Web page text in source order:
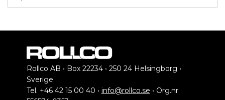
Rollco AB • Box 22234 • 250 24 Helsingborg •
Sverige
Tel. +46 42 15 00 40 • info@rollco.se • Org.nr